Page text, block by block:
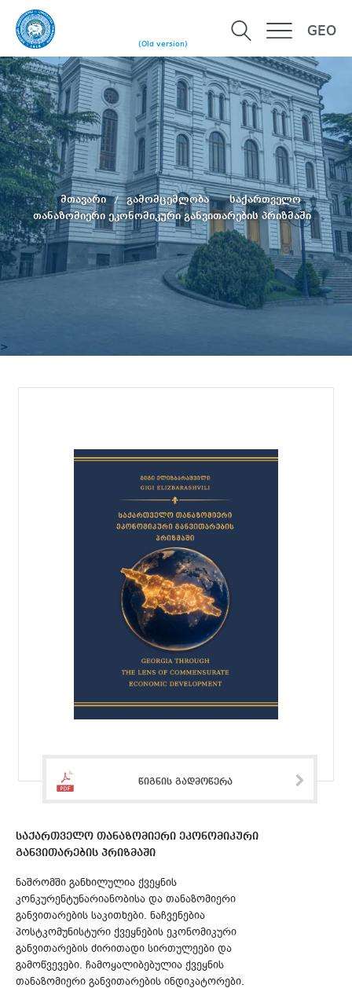
(Old version)
GEO
>
მთავარი გამომცემლობა
საქართველო
თანაზომიერი ეკონომიკური განვითარების პრიზმაში
წიგნის გადმოწერა
საქართველო თანაზომიერი ეკონომიკური
განვითარების პრიზმაში
ნაშრომში განხილულია ქვეყნის
კონკურენტუნარიანობისა და თანაზომიერი
განვითარების საკითხები. ნაჩვენებია
პოსტკომუნისტური ქვეყნების ეკონომიკური
განვითარების ძირითადი სირთულეები და
გამოწვევები. ჩამოყალიბებულია ქვეყნის
თანაზომიერი განვითარების ინდიკატორები.